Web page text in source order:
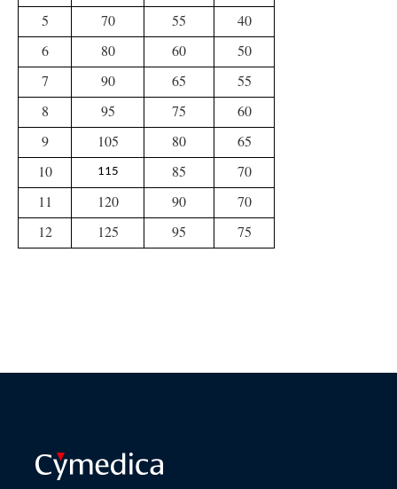
5
70 55
40
6
80 60
50
7
90 65
55
8
95 75
60
9
105 80
65
10
115 85
70
11
120 90
70
12
125 95 75